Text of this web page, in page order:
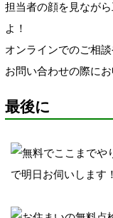
担当者の顔を見なが
よ！
オンラインでのご相
お問い合わせの際に
最後に